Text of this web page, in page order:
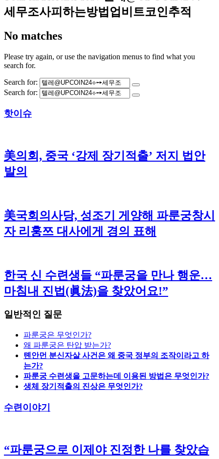
세무조사피하는방법업비트코인추적
No matches
Please try again, or use the navigation menus to find what you
search for.
Search for:
Search for:
핫이슈
美의회, 중국 ‘강제 장기적출’ 저지 법안
발의
美국회의사당, 성조기 게양해 파룬궁창시
자 리훙쯔 대사에게 경의 표해
한국 신 수련생들 “파룬궁을 만나 행운…
마침내 진법(眞法)을 찾았어요!”
일반적인 질문
파룬궁은 무엇인가?
왜 파룬궁은 탄압 받는가?
톈안먼 분신자살 사건은 왜 중국 정부의 조작이라고 하
는가?
파룬궁 수련생을 고문하는데 이용된 방법은 무엇인가?
생체 장기적출의 진상은 무엇인가?
수련이야기
“파룬궁으로 이제야 진정한 나를 찾았습